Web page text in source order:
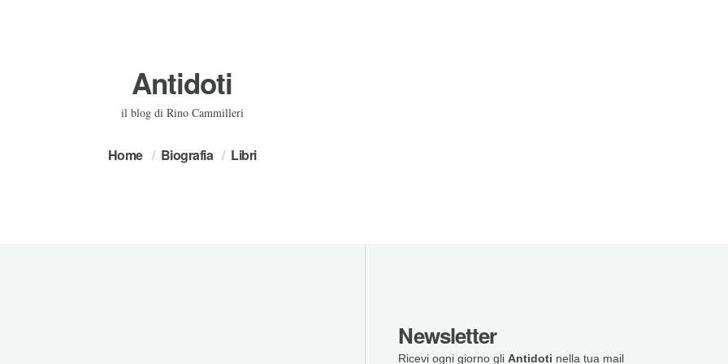
Antidoti
il blog di Rino Cammilleri
Home Biografia Libri
Newsletter
Ricevi ogni giorno gli Antidoti nella tua mail